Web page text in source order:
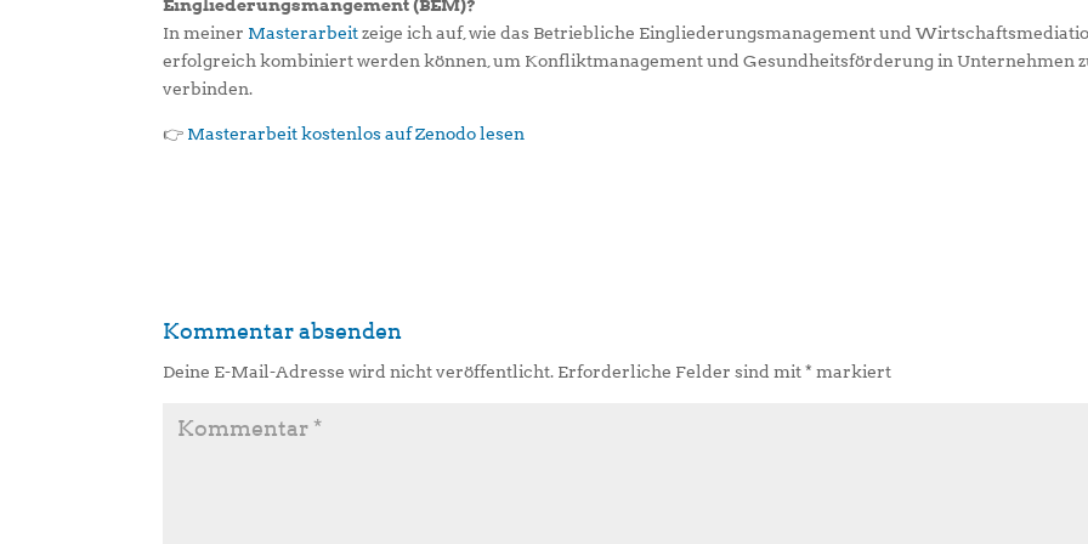
Eingliederungsmangement (BEM)?
In meiner Masterarbeitzeige ich auf, wie das Betriebliche Eingliederungsmanagement und
erfolgreich kombiniert werden können, um Konfliktmanagement und Gesundheitsförderung in Unternehmen
verbinden.
👉 Masterarbeit kostenlos auf Zenodo lesen
Kommentar absenden
Deine E-Mail-Adresse wird nicht veröffentlicht. Erforderliche Felder sind mit* markiert